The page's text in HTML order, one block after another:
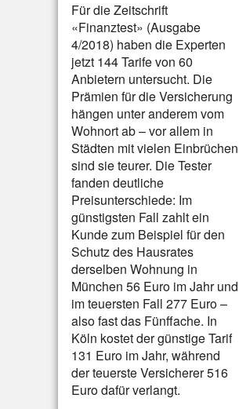
Für die Zeitschrift
«Finanztest» (Ausgabe
4/2018) haben die Experten
jetzt 144 Tarife von 60
Anbietern untersucht. Die
Prämien für die Versicherung
hängen unter anderem vom
Wohnort ab – vor allem in
Städten mit vielen Einbrüchen
sind sie teurer. Die Tester
fanden deutliche
Preisunterschiede: Im
günstigsten Fall zahlt ein
Kunde zum Beispiel für den
Schutz des Hausrates
derselben Wohnung in
München 56 Euro im Jahr und
im teuersten Fall 277 Euro –
also fast das Fünffache. In
Köln kostet der günstige Tarif
131 Euro im Jahr, während
der teuerste Versicherer 516
Euro dafür verlangt.